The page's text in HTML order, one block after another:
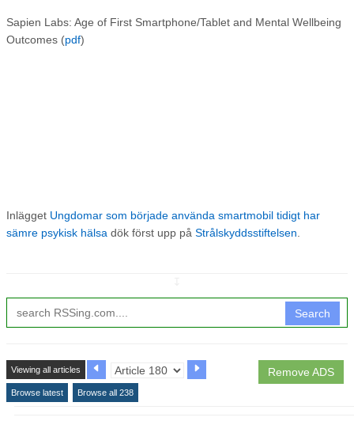
Sapien Labs: Age of First Smartphone/Tablet and Mental Wellbeing
Outcomes (pdf)
Inlägget Ungdomar som började använda smartmobil tidigt har
sämre psykisk hälsa dök först upp på Strålskyddsstiftelsen
Search
Remove ADS
Viewing all articles
Browse latest Browse all 238